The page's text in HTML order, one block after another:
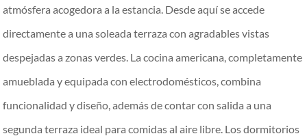
atmósfera acogedora a la estancia. Desde aquí se accede
directamente a una soleada terraza con agradables vistas
despejadas a zonas verdes. La cocina americana, completamente
amueblada y equipada con electrodomésticos, combina
funcionalidad y diseño, además de contar con salida a una
segunda terraza ideal para comidas al aire libre. Los dormitorios